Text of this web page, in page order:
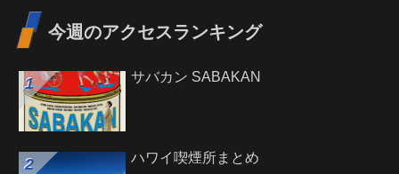
今週のアクセスランキング
サバカン SABAKAN
ハワイ喫煙所まとめ